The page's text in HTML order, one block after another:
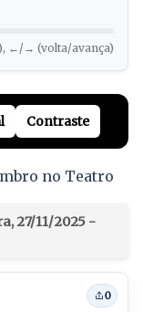
←/→ (volta/avança)
Contraste
no Teatro
27/11/2025 -
0